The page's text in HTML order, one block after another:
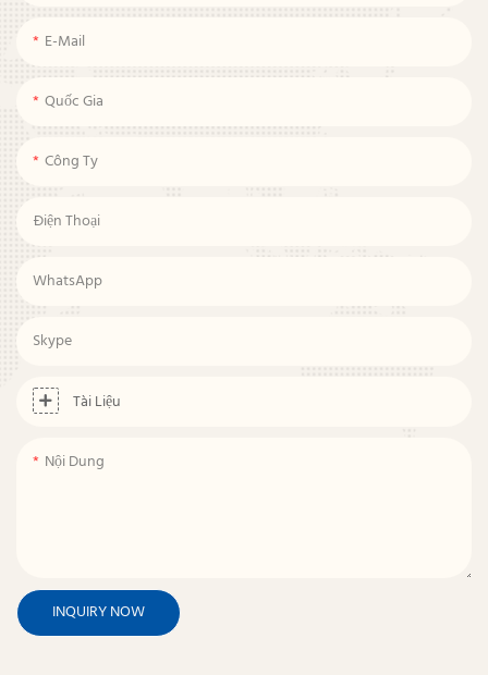
E-Mail
Quốc Gia
Công Ty
Điện Thoại
WhatsApp
Skype
Tài Liệu
Nội Dung
INQUIRY NOW